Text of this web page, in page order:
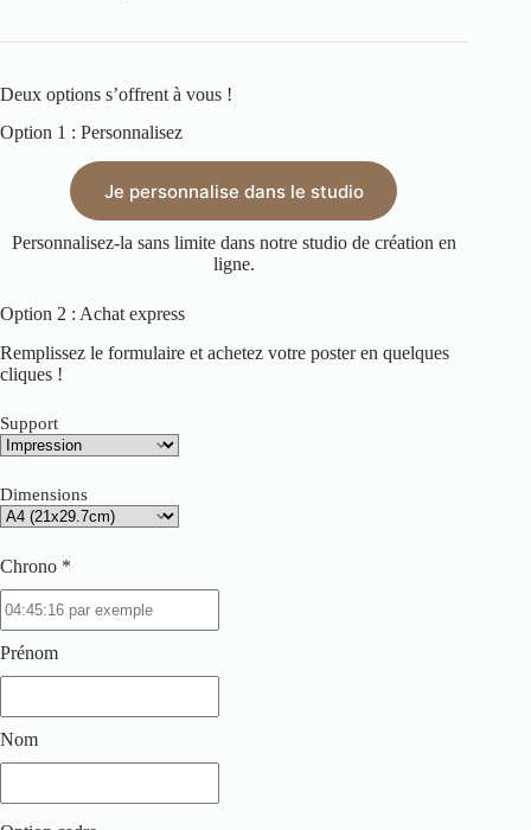
Deux options s’offrent à vous !
Option 1 : Personnalisez
Je personnalise dans le studio
Personnalisez-la sans limite dans notre studio de création en
ligne.
Option 2 : Achat express
Remplissez le formulaire et achetez votre poster en quelques
cliques !
Support
Dimensions
Chrono *
Prénom
Nom